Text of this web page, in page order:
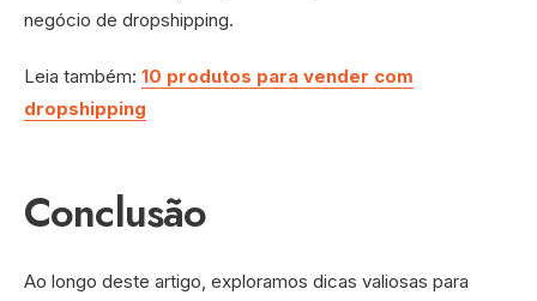
negócio de dropshipping.
Leia também: 10 produtos para vender com
dropshipping
Conclusão
Ao longo deste artigo, exploramos dicas valiosas para